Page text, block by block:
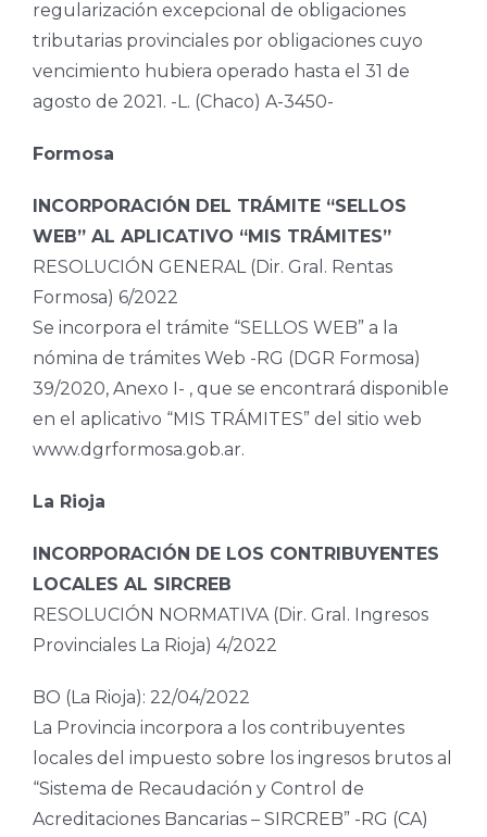
regularización excepcional de obligaciones
tributarias provinciales por obligaciones cuyo
vencimiento hubiera operado hasta el 31 de
agosto de 2021. -L. (Chaco) A-3450-
Formosa
INCORPORACIÓN DEL TRÁMITE “SELLOS
WEB” AL APLICATIVO “MIS TRÁMITES”
RESOLUCIÓN GENERAL (Dir. Gral. Rentas
Formosa) 6/2022
Se incorpora el trámite “SELLOS WEB” a la
nómina de trámites Web -RG (DGR Formosa)
39/2020, Anexo I- , que se encontrará disponible
en el aplicativo “MIS TRÁMITES” del sitio web
www.dgrformosa.gob.ar.
La Rioja
INCORPORACIÓN DE LOS CONTRIBUYENTES
LOCALES AL SIRCREB
RESOLUCIÓN NORMATIVA (Dir. Gral. Ingresos
Provinciales La Rioja) 4/2022
BO (La Rioja): 22/04/2022
La Provincia incorpora a los contribuyentes
locales del impuesto sobre los ingresos brutos al
“Sistema de Recaudación y Control de
Acreditaciones Bancarias – SIRCREB” -RG (CA)